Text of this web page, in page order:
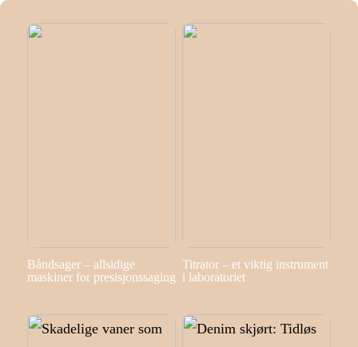
Båndsager – allsidige
maskiner for presisjonssaging
Titrator – et viktig instrument
i laboratoriet